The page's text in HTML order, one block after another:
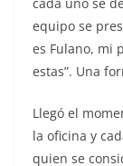
equipo se
es Fulano, mi
estas”. Una
Llegó el
la oficina y
quien se